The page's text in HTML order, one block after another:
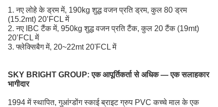
1. नए लोहे के ड्रम में, 190kg शुद्ध वजन प्रति ड्रम, कुल 80 ड्रम
(15.2mt) 20’FCL में
2. नए IBC टैंक में, 950kg शुद्ध वजन प्रति टैंक, कुल 20 टैंक (19mt)
20’FCL में
3. फ्लेक्सिबैग में, 20~22mt 20'FCL में
SKY BRIGHT GROUP: एक आपूर्तिकर्ता से अधिक — एक सलाहकार
भागीदार
1994 में स्थापित, गुआंग्डोंग स्काई ब्राइट ग्रुप PVC कच्चे माल के एक